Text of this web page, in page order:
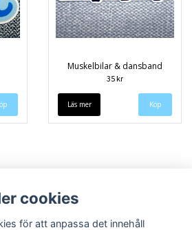
Muskelbilar & dansband
35 kr
Läs mer
cookies
för att anpassa det innehåll